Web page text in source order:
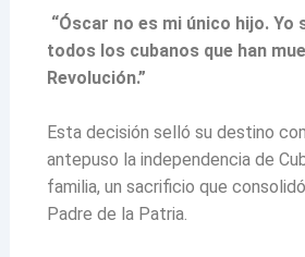
“Óscar no es mi único hijo. Yo
todos los cubanos que han
Revolución.”
Esta decisión selló su destino
antepuso la independencia de
familia, un sacrificio que
Padre de la Patria.